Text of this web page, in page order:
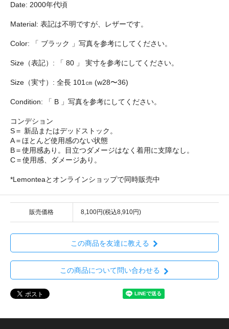
Date: 2000年代頃
Material: 表記は不明ですが、レザーです。
Color: 「 ブラック 」写真を参考にしてください。
Size（表記）: 「 80 」 実寸を参考にしてください。
Size（実寸）: 全長 101㎝ (w28〜36)
Condition: 「 B 」写真を参考にしてください。
コンデション
S＝ 新品またはデッドストック。
A＝ほとんど使用感のない状態
B＝使用感あり。目立つダメージはなく着用に支障なし。
C＝使用感、ダメージあり。
*Lemonteaとオンラインショップで同時販売中
販売価格 8,100円(税込8,910円)
この商品を友達に教える
この商品について問い合わせる